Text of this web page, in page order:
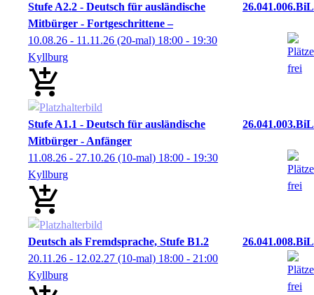
Stufe A2.2 - Deutsch für ausländische
Mitbürger - Fortgeschrittene –
26.041.006.BiL
10.08.26 - 11.11.26 (20-mal) 18:00 - 19:30
Kyllburg
Stufe A1.1 - Deutsch für ausländische
Mitbürger - Anfänger
26.041.003.BiL
11.08.26 - 27.10.26 (10-mal) 18:00 - 19:30
Kyllburg
Deutsch als Fremdsprache, Stufe B1.2
26.041.008.BiL
20.11.26 - 12.02.27 (10-mal) 18:00 - 21:00
Kyllburg